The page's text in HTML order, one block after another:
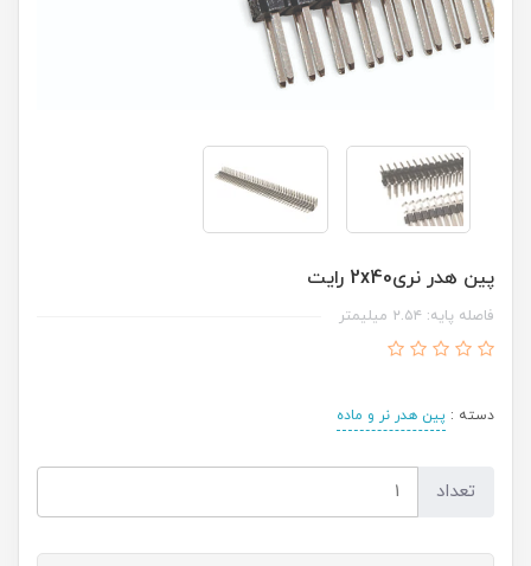
پین هدر نری2x40 رایت
فاصله پایه: ۲.۵۴ میلیمتر
دسته : پین هدر نر و ماده
تعداد